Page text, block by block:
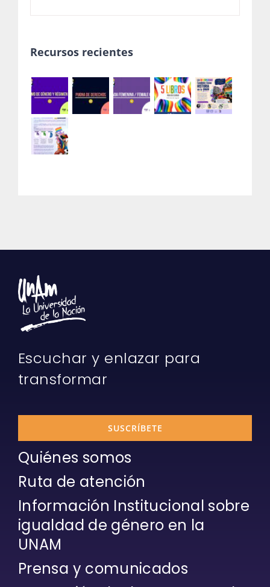
Recursos recientes
Escuchar y enlazar para
transformar
SUSCRÍBETE
Quiénes somos
Ruta de atención
Información Institucional sobre
igualdad de género en la
UNAM
Prensa y comunicados